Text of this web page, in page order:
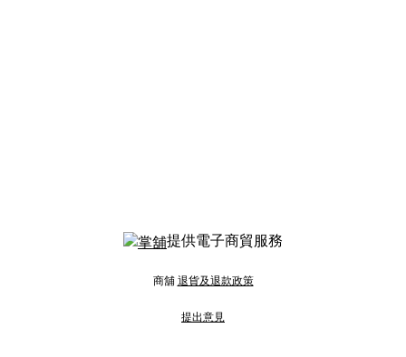
提供電子商貿服務
商舖 退貨及退款政策
提出意見